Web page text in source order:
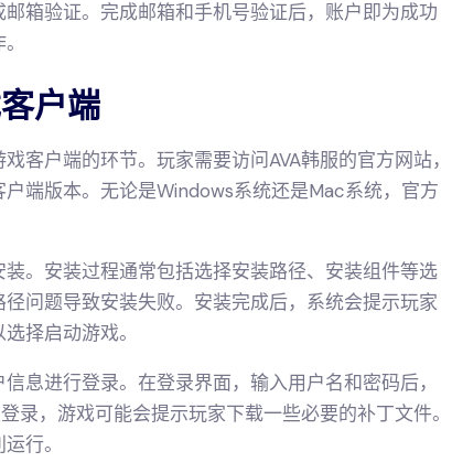
箱验证。完成邮箱和手机号验证后，账户即为成功
户端
客户端的环节。玩家需要访问AVA韩服的官方网站，
端版本。无论是Windows系统还是Mac系统，官方
。安装过程通常包括选择安装路径、安装组件等选
问题导致安装失败。安装完成后，系统会提示玩家
择启动游戏。
息进行登录。在登录界面，输入用户名和密码后，
录，游戏可能会提示玩家下载一些必要的补丁文件。
行。